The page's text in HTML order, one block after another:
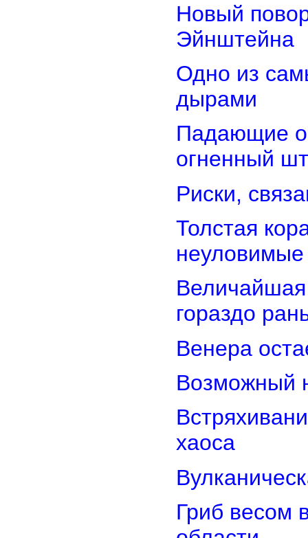
Новый
Эйнштейна
Одно из
дырами
Падающие
огненный
Риски,
Толстая
Величайшая
гораздо
Венера
Возможный
хаоса
Гриб весом